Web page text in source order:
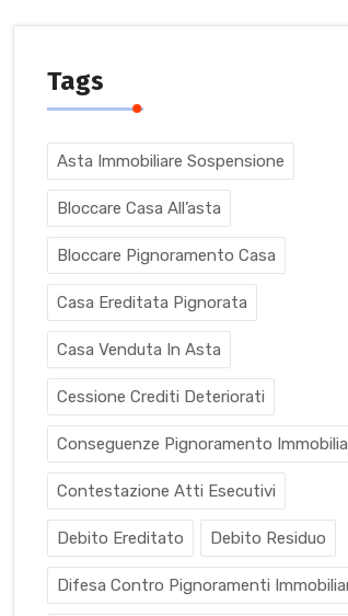
Tags
Asta Immobiliare Sospensione
Bloccare Casa All’asta
Bloccare Pignoramento Casa
Casa Ereditata Pignorata
Casa Venduta In Asta
Cessione Crediti Deteriorati
Conseguenze Pignoramento
Contestazione Atti Esecutivi
Debito Ereditato Debito Residuo
Difesa Contro Pignoramenti